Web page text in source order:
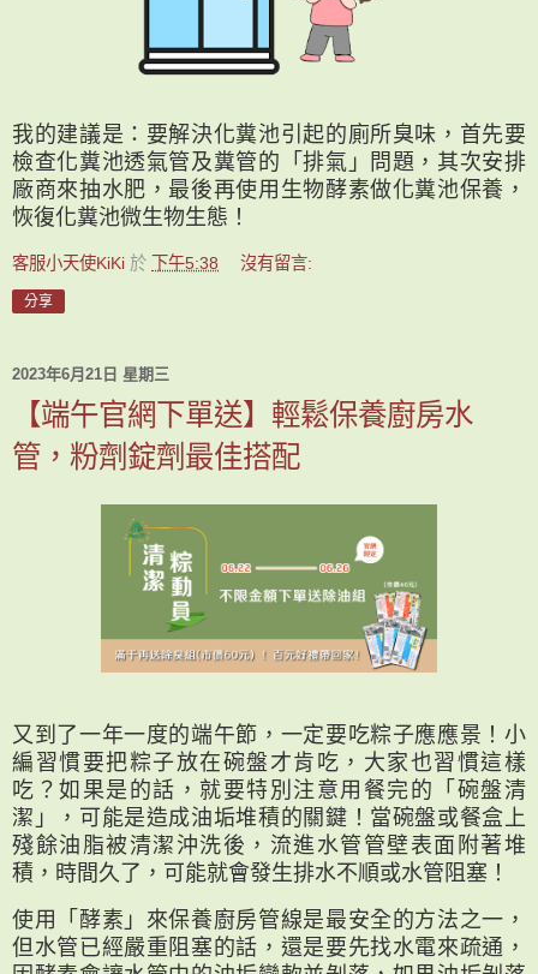
我的建議是：要解決化糞池引起的廁所臭味，首先要
檢查化糞池透氣管及糞管的「排氣」問題，其次安排
廠商來抽水肥，最後再使用生物酵素做化糞池保養，
恢復化糞池微生物生態！
客服小天使KiKi 於 下午5:38 沒有留言:
分享
2023年6月21日 星期三
【端午官網下單送】輕鬆保養廚房水
管，粉劑錠劑最佳搭配
又到了一年一度的端午節，一定要吃粽子應應景！小
編習慣要把粽子放在碗盤才肯吃，大家也習慣這樣
吃？如果是的話，就要特別注意用餐完的「碗盤清
潔」，可能是造成油垢堆積的關鍵！當碗盤或餐盒上
殘餘油脂被清潔沖洗後，流進水管管壁表面附著堆
積，時間久了，可能就會發生排水不順或水管阻塞！
使用「酵素」來保養廚房管線是最安全的方法之一，
但水管已經嚴重阻塞的話，還是要先找水電來疏通，